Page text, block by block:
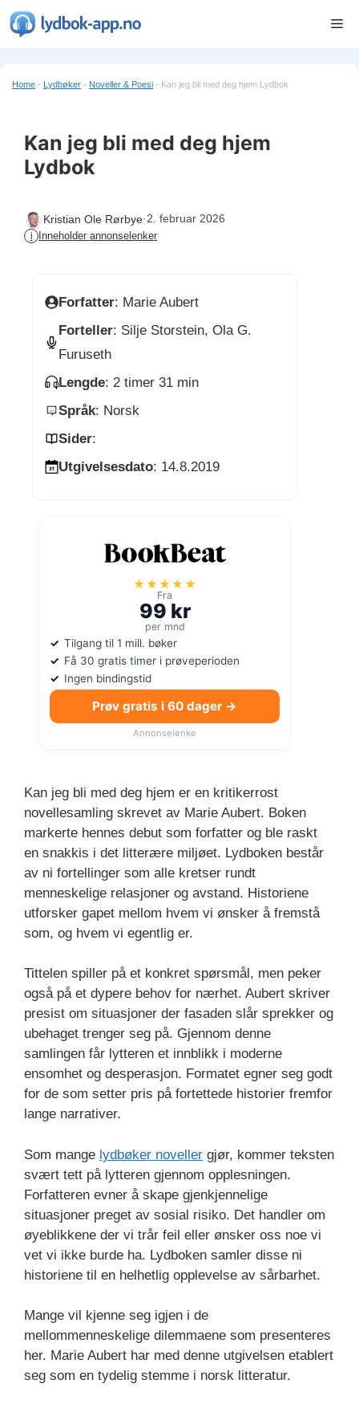
Hopp
Home - Lydbøker - Noveller & Poesi - Kan jeg bli med deg hjem Lydbok
Kan jeg bli med deg hjem
Lydbok
Kristian Ole Rørbye·2. februar 2026
i Inneholder annonselenker
Forfatter: Marie Aubert
Forteller: Silje Storstein, Ola G.
Furuseth
Lengde: 2 timer 31 min
Språk: Norsk
Sider:
Utgivelsesdato: 14.8.2019
★★★★★
Fra
99 kr
per mnd
Tilgang til 1 mill. bøker
Få 30 gratis timer i prøveperioden
Ingen bindingstid
Prøv gratis i 60 dager →
Annonselenke
Kan jeg bli med deg hjem er en kritikerrost
novellesamling skrevet av Marie Aubert. Boken
markerte hennes debut som forfatter og ble raskt
en snakkis i det litterære miljøet. Lydboken består
av ni fortellinger som alle kretser rundt
menneskelige relasjoner og avstand. Historiene
utforsker gapet mellom hvem vi ønsker å fremstå
som, og hvem vi egentlig er.
Tittelen spiller på et konkret spørsmål, men peker
også på et dypere behov for nærhet. Aubert skriver
presist om situasjoner der fasaden slår sprekker og
ubehaget trenger seg på. Gjennom denne
samlingen får lytteren et innblikk i moderne
ensomhet og desperasjon. Formatet egner seg godt
for de som setter pris på fortettede historier fremfor
lange narrativer.
Som mange lydbøker noveller gjør, kommer teksten
svært tett på lytteren gjennom opplesningen.
Forfatteren evner å skape gjenkjennelige
situasjoner preget av sosial risiko. Det handler om
øyeblikkene der vi trår feil eller ønsker oss noe vi
vet vi ikke burde ha. Lydboken samler disse ni
historiene til en helhetlig opplevelse av sårbarhet.
Mange vil kjenne seg igjen i de
mellommenneskelige dilemmaene som presenteres
her. Marie Aubert har med denne utgivelsen etablert
seg som en tydelig stemme i norsk litteratur.